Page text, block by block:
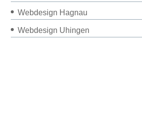
Webdesign Hagnau
Webdesign Uhingen